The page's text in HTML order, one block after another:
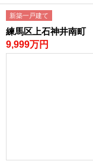
新築一戸建て
練馬区上石神井南町
9,999万円